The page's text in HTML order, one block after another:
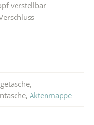
verstellbar
,
, Aktenmappe